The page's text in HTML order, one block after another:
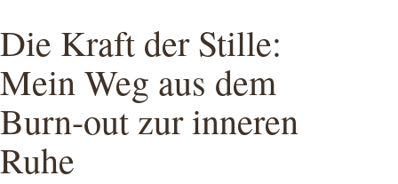
Die Kraft der Stille:
Mein Weg aus dem
Burn-out zur inneren
Ruhe